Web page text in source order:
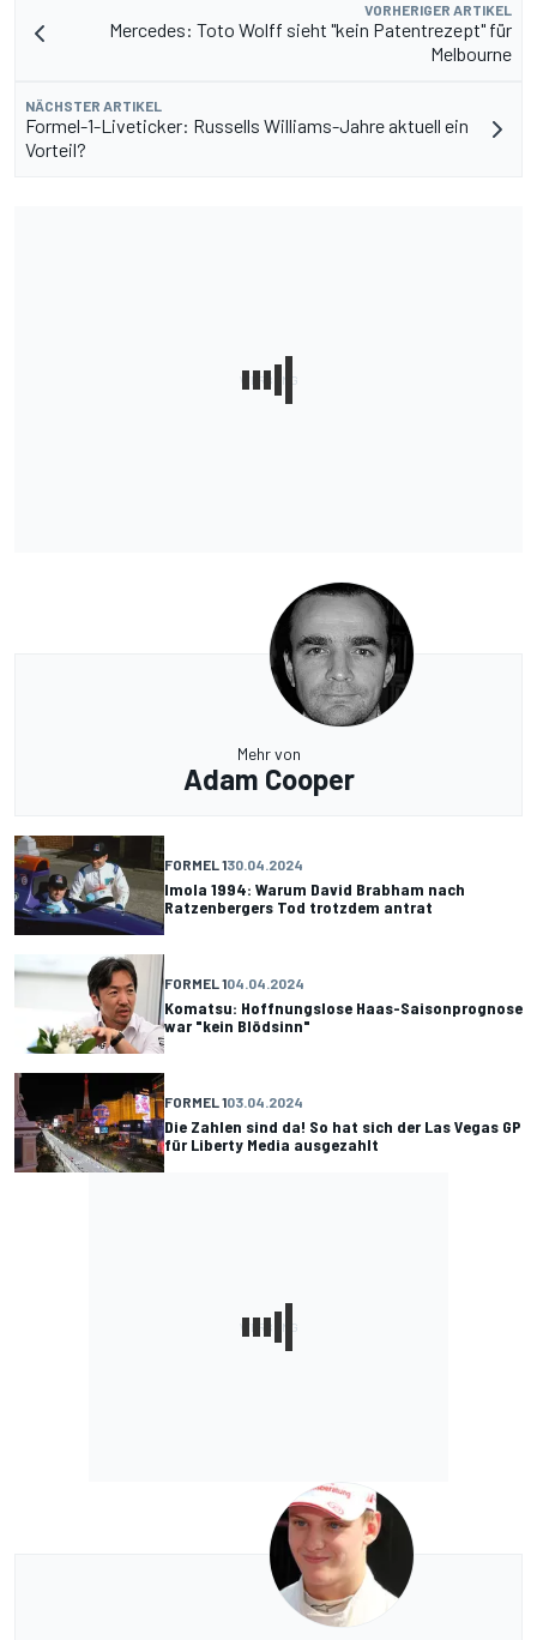
VORHERIGER ARTIKEL
Mercedes: Toto Wolff sieht "kein Patentrezept" für
Melbourne
NÄCHSTER ARTIKEL
Formel-1-Liveticker: Russells Williams-Jahre aktuell ein
Vorteil?
Mehr von
Adam Cooper
FORMEL 130.04.2024
Imola 1994: Warum David Brabham nach
Ratzenbergers Tod trotzdem antrat
FORMEL 104.04.2024
Komatsu: Hoffnungslose Haas-Saisonprognose
war "kein Blödsinn"
FORMEL 103.04.2024
Die Zahlen sind da! So hat sich der Las Vegas GP
für Liberty Media ausgezahlt